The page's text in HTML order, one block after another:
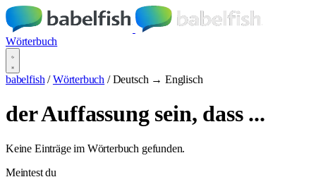
Wörterbuch
babelfish / Wörterbuch / Deutsch → Englisch
der Auffassung sein, dass ...
Keine Einträge im Wörterbuch gefunden.
Meintest du